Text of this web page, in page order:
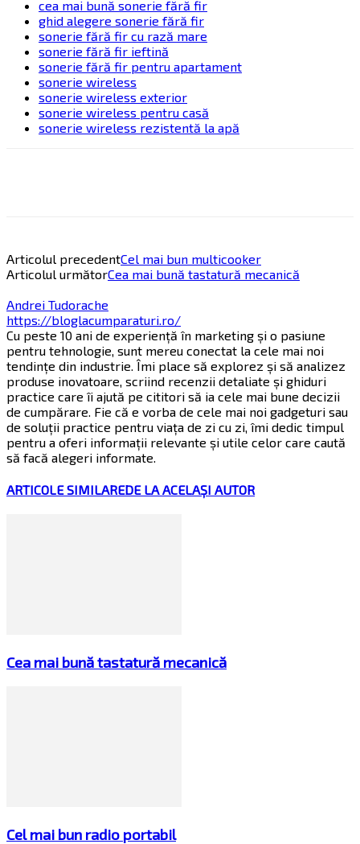
cea mai bună sonerie fără fir
ghid alegere sonerie fără fir
sonerie fără fir cu rază mare
sonerie fără fir ieftină
sonerie fără fir pentru apartament
sonerie wireless
sonerie wireless exterior
sonerie wireless pentru casă
sonerie wireless rezistentă la apă
Articolul precedentCel mai bun multicooker
Articolul următorCea mai bună tastatură mecanică
Andrei Tudorache
https://bloglacumparaturi.ro/
Cu peste 10 ani de experiență în marketing și o pasiune
pentru tehnologie, sunt mereu conectat la cele mai noi
tendințe din industrie. Îmi place să explorez și să analizez
produse inovatoare, scriind recenzii detaliate și ghiduri
practice care îi ajută pe cititori să ia cele mai bune decizii
de cumpărare. Fie că e vorba de cele mai noi gadgeturi sau
de soluții practice pentru viața de zi cu zi, îmi dedic timpul
pentru a oferi informații relevante și utile celor care caută
să facă alegeri informate.
ARTICOLE SIMILAREDE LA ACELAȘI AUTOR
Cea mai bună tastatură mecanică
Cel mai bun radio portabil